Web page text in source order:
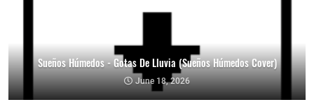
Sueños Húmedos - Gotas De Lluvia (Sueños Húmedos Cover)
June 18, 2026